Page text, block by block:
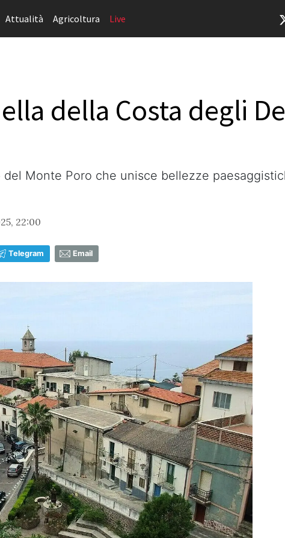
Attualità Agricoltura Live
della Costa degli
del Monte Poro che unisce bellezze
22:00
Telegram Email